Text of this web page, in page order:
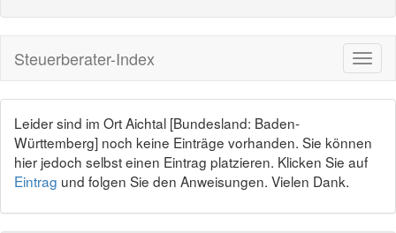
Steuerberater-Index
Leider sind im Ort Aichtal [Bundesland: Baden-
Württemberg] noch keine Einträge vorhanden. Sie können
hier jedoch selbst einen Eintrag platzieren. Klicken Sie auf
Eintrag und folgen Sie den Anweisungen. Vielen Dank.